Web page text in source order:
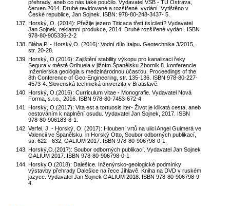
přehrady, aneb co nás také poučilo. Vydavatel VŠB - TÚ Ostrava,
červen 2014. Druhé revidované a rozšířené vydání. Vytištěno v
České republice, Jan Sojnek. ISBN: 978-80-248-3437- 5.
Horský, O. (2014): Přežije jezero Titicaca třetí tisíciletí? Vydavatel
Jan Sojnek, reklamní produkce, 2014. Druhé rozšířené vydání. ISBN
978-80-905336-2-2
Bláha,P. - Horský,O. (2016): Vodní dílo Itaipu. Geotechnika 3/2015,
str. 20-28.
Horský, O.(2016): Zajištění stability výkopu pro kanalizaci řeky
Segura v městě Orihuela v jižním Španělsku.Zbornik 8. konferencie
Inženierska geológia s medzinárodnou účasťou. Proceedings of the
8th Conference of Geo-Engineering, str. 135-136. ISBN 978-80-227-
4573-4. Slovenská technická univerzita v Bratislavě.
Horský, O.(2016): Curriculum vitae - Monografie. Vydavatel Nová
Forma, s.r.o., 2016. ISBN 978-80-7453-672-4
Horský, O.(2017): Vita est a tortuosis iter- Život je klikatá cesta, aneb
cestováním k naplnění osudu. Vydavatel Jan Sojnek, 2017. ISBN
978-80-906183-8-1.
Verfel, J. - Horský, O. (2017): Hloubení vrtů na ulici Angel Guimerá ve
Valencii ve Španělsku. in Horský Otto, Soubor odborných publikací,
str. 622 - 632, GALIUM 2017. ISBN 978-80-906798-0-1.
Horský,O.(2017): Soubor odborných publikací. Vydavatel Jan Sojnek
GALIUM 2017. ISBN 978-80-906798-0-1
Horsky,O.(2018): Dalešice. Inženýrsko-geologické podmínky
výstavby přehrady Dalešice na řece Jihlavě. Kniha na DVD v ruském
jazyce. Vydavatel Jan Sojnek GALIUM 2018. ISBN 978-80-906798-9-
4.